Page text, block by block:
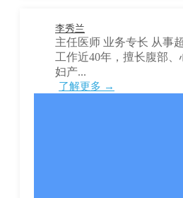
李秀兰
主任医师 业务专长 从事
工作近40年，擅长腹部、
妇产...
了解更多 →